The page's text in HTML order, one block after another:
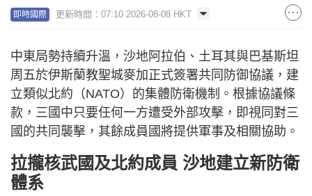
即時國際 更新時間：07:10 2026-08-08 HKT
中東局勢持續升溫，沙地阿拉伯、土耳其與巴基斯坦
周五於伊斯蘭教聖城麥加正式簽署共同防御協議，建
立類似北約（NATO）的集體防衛機制。根據協議條
款，三國中只要任何一方遭受外部攻擊，即視同對三
國的共同襲擊，其餘成員國將提供軍事及相關協助。
拉攏核武國及北約成員 沙地建立新防衛
體系